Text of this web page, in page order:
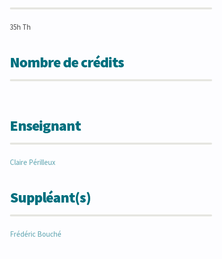
35h Th
Nombre de crédits
Enseignant
Claire Périlleux
Suppléant(s)
Frédéric Bouché